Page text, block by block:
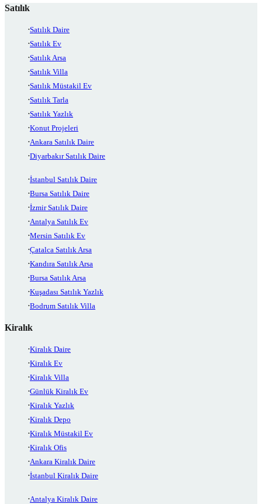
Satılık
Satılık Daire
Satılık Ev
Satılık Arsa
Satılık Villa
Satılık Müstakil Ev
Satılık Tarla
Satılık Yazlık
Konut Projeleri
Ankara Satılık Daire
Diyarbakır Satılık Daire
İstanbul Satılık Daire
Bursa Satılık Daire
İzmir Satılık Daire
Antalya Satılık Ev
Mersin Satılık Ev
Çatalca Satılık Arsa
Kandıra Satılık Arsa
Bursa Satılık Arsa
Kuşadası Satılık Yazlık
Bodrum Satılık Villa
Kiralık
Kiralık Daire
Kiralık Ev
Kiralık Villa
Günlük Kiralık Ev
Kiralık Yazlık
Kiralık Depo
Kiralık Müstakil Ev
Kiralık Ofis
Ankara Kiralık Daire
İstanbul Kiralık Daire
Antalya Kiralık Daire